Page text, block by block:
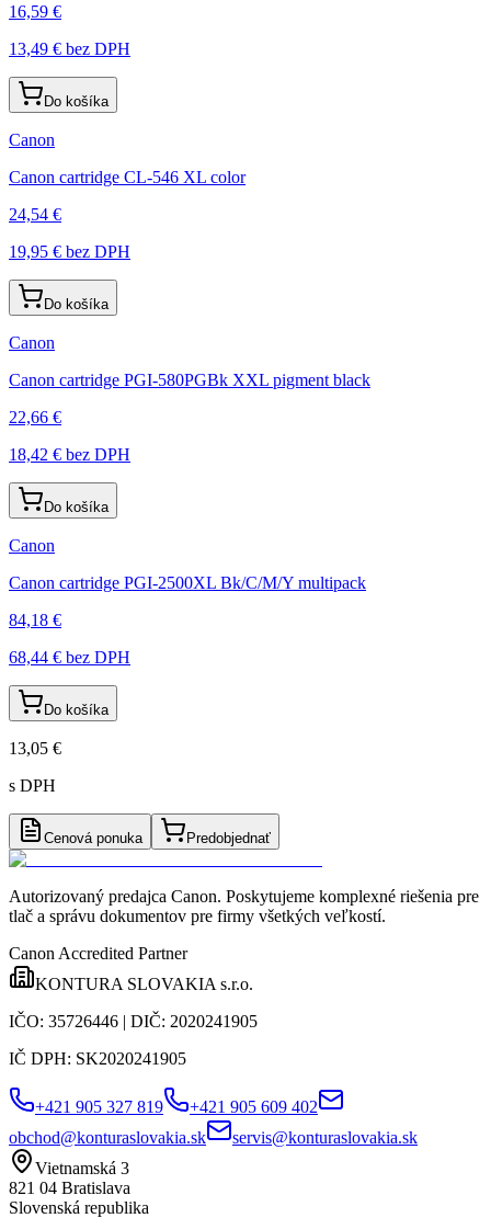
16,59 €
13,49 € bez DPH
Do košíka
Canon
Canon cartridge CL-546 XL color
24,54 €
19,95 € bez DPH
Do košíka
Canon
Canon cartridge PGI-580PGBk XXL pigment black
22,66 €
18,42 € bez DPH
Do košíka
Canon
Canon cartridge PGI-2500XL Bk/C/M/Y multipack
84,18 €
68,44 € bez DPH
Do košíka
13,05 €
s DPH
Cenová ponuka Predobjednať
Autorizovaný predajca Canon. Poskytujeme komplexné riešenia pre
tlač a správu dokumentov pre firmy všetkých veľkostí.
Canon Accredited Partner
KONTURA SLOVAKIA s.r.o.
IČO: 35726446 | DIČ: 2020241905
IČ DPH: SK2020241905
+421 905 327 819
+421 905 609 402
obchod@konturaslovakia.sk
servis@konturaslovakia.sk
Vietnamská 3
821 04 Bratislava
Slovenská republika